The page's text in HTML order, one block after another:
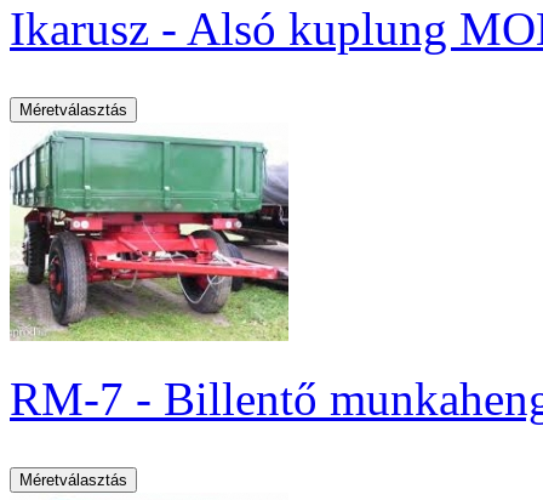
Ikarusz - Alsó kuplung
RM-7 - Billentő